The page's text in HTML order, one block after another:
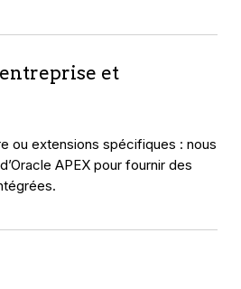
et
ou extensions spécifiques : nous
APEX pour fournir des